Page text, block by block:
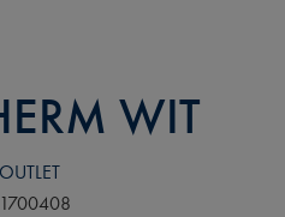
WIT
OUTLET
1700408